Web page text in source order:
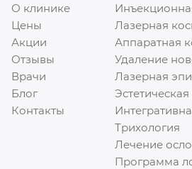
Режим работы: с 10:00 до
https://innovation-clinic.ru/
15 8
О клинике
Цены
Акции
Отзывы
Врачи
Блог
Контакты
Лазерная
Аппаратная
Удаление
Лазерная
Трихология
Лечение
Программа